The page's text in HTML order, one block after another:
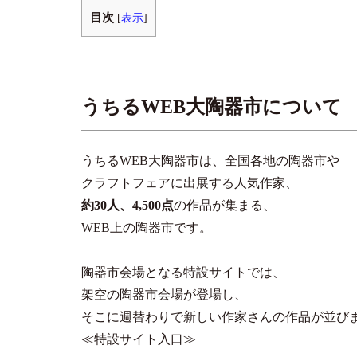
目次 [表示]
うちるWEB大陶器市について
うちるWEB大陶器市は、全国各地の陶器市や
クラフトフェアに出展する人気作家、
約30人、4,500点の作品が集まる、
WEB上の陶器市です。
陶器市会場となる特設サイトでは、
架空の陶器市会場が登場し、
そこに週替わりで新しい作家さんの作品が並び
≪特設サイト入口≫